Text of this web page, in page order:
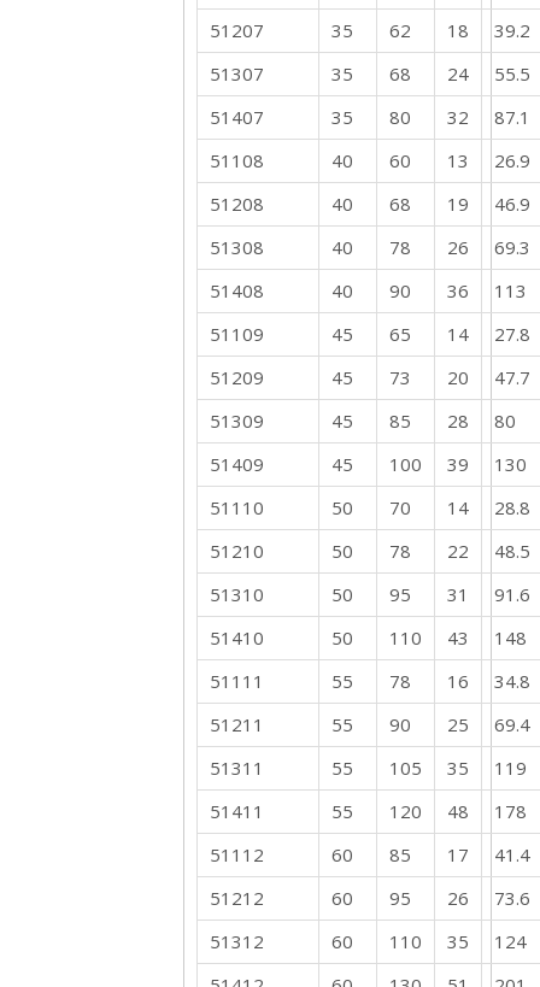
51207
35 62 18
39.2
51307
35 68 24
55.5
51407
35 80 32
87.1
51108
40 60 13
26.9
51208
40 68 19
46.9
51308
40 78 26
69.3
51408
40 90 36
113
51109
45 65 14
27.8
51209
45 73 20
47.7
51309
45 85 28
80
51409
45 100 39
130
51110
50 70 14
28.8
51210
50 78 22
48.5
51310
50 95 31
91.6
51410
50 110 43
148
51111
55 78 16
34.8
51211
55 90 25
69.4
51311
55 105 35
119
51411
55 120 48
178
51112
60 85 17
41.4
51212
60 95 26
73.6
51312
60 110 35
124